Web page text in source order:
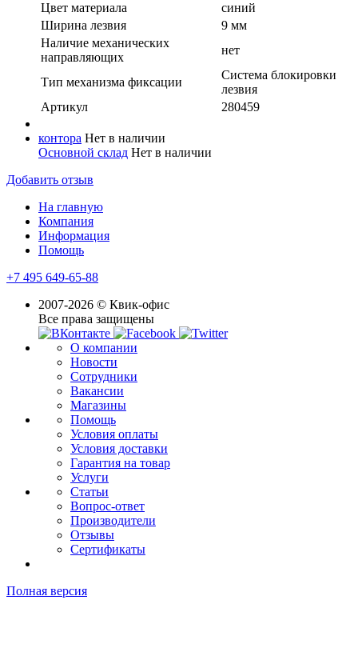
Цвет материала
синий
Ширина лезвия
9 мм
Наличие механических
направляющих
нет
Тип механизма фиксации
Система блокировки
лезвия
Артикул
280459
контора Нет в наличии
Основной склад Нет в наличии
Добавить отзыв
На главную
Компания
Информация
Помощь
+7 495 649-65-88
2007-2026 © Квик-офис
Все права защищены
О компании
Новости
Сотрудники
Вакансии
Магазины
Помощь
Условия оплаты
Условия доставки
Гарантия на товар
Услуги
Статьи
Вопрос-ответ
Производители
Отзывы
Сертификаты
Полная версия